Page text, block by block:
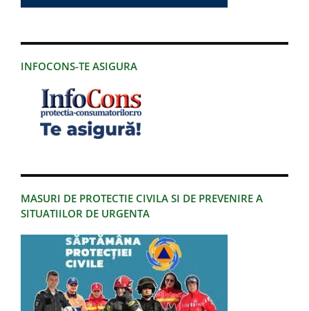
INFOCONS-TE ASIGURA
MASURI DE PROTECTIE CIVILA SI DE PREVENIRE A
SITUATIILOR DE URGENTA